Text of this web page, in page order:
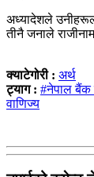
अध्यादेशले
तीनै जनाले
क्याटेगोरी : अर्थ
ट्याग : #नेपाल बैंक
वाणिज्य